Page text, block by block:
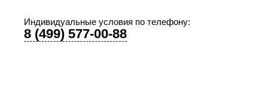
Индивидуальные условия по телефону:
8 (499) 577-00-88